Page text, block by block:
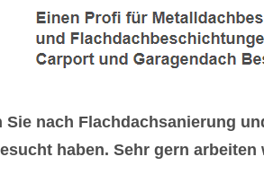
nach Flachdachsanierung
haben. Sehr gern arbeiten